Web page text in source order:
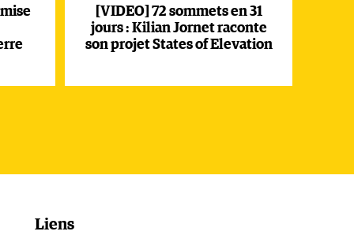
[VIDEO] 72 sommets en 31
jours : Kilian Jornet raconte
son projet States of Elevation
Liens